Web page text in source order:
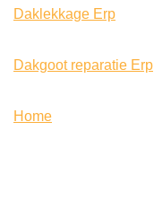
Daklekkage Erp
Dakgoot reparatie Erp
Home